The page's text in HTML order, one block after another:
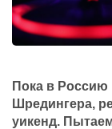
Пока в
Шредингера,
уикенд.